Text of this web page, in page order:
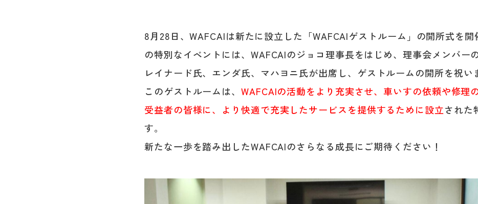
8月28日、WAFCAIは新たに設立した「WAFCAIゲストルーム」の開所式を開
の特別なイベントには、WAFCAIのジョコ理事長をはじめ、理事会メンバー
レイナード氏、エンダ氏、マハヨニ氏が出席し、ゲストルームの開所を祝い
このゲストルームは、 WAFCAIの活動をより充実させ、車いすの依頼や修理
受益者の皆様に、より快適で充実したサービスを提供するために設立された
す。
新たな一歩を踏み出したWAFCAIのさらなる成長にご期待ください！